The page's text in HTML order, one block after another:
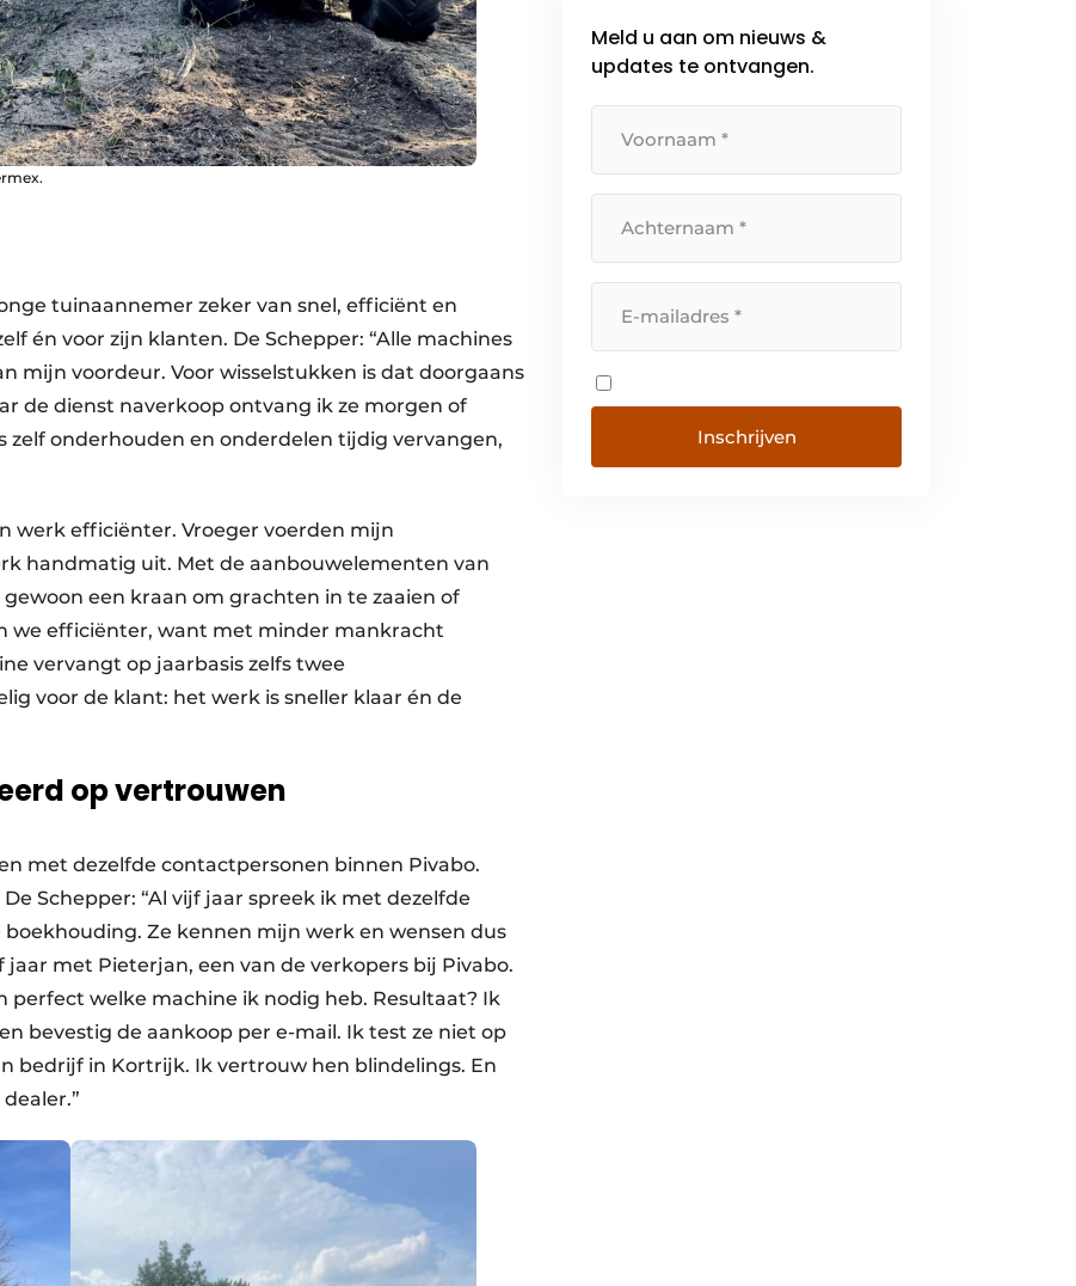
tuinaannemer zeker van snel, efficiënt en
én voor zijn klanten. De Schepper: “Alle machines
mijn voordeur. Voor wisselstukken is dat doorgaans
de dienst naverkoop ontvang ik ze morgen of
zelf onderhouden en onderdelen tijdig vervangen,
werk efficiënter. Vroeger voerden mijn
handmatig uit. Met de aanbouwelementen van
een kraan om grachten in te zaaien of
we efficiënter, want met minder mankracht
vervangt op jaarbasis zelfs twee
voor de klant: het werk is sneller klaar én de
op vertrouwen
met dezelfde contactpersonen binnen Pivabo.
Schepper: “Al vijf jaar spreek ik met dezelfde
Ze kennen mijn werk en wensen dus
met Pieterjan, een van de verkopers bij Pivabo.
perfect welke machine ik nodig heb. Resultaat? Ik
bevestig de aankoop per e-mail. Ik test ze niet op
bedrijf in Kortrijk. Ik vertrouw hen blindelings. En
Meld u aan om nieuws &
updates te ontvangen.